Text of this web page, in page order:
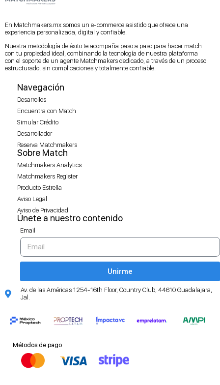
En Matchmakers.mx somos un e-commerce asistido que ofrece una
experiencia personalizada, digital y confiable.
Nuestra metodología de éxito te acompaña paso a paso para hacer match
con tu propiedad ideal, combinando la tecnología de nuestra plataforma
con el soporte de un agente Matchmakers dedicado, a través de un proceso
estructurado, sin complicaciones y totalmente confiable.
Navegación
Desarrollos
Encuentra con Match
Simular Crédito
Desarrollador
Reserva Matchmakers
Sobre Match
Matchmakers Analytics
Matchmakers Register
Producto Estrella
Aviso Legal
Aviso de Privacidad
Únete a nuestro contenido
Email
Unirme
Av. de las Américas 1254-16th Floor, Country Club, 44610 Guadalajara,
Jal.
Métodos de pago